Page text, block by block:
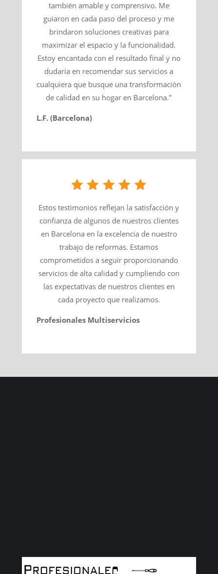
también amable y comprensivo. Me
guiaron en cada paso del proceso y me
brindaron soluciones creativas para
maximizar el espacio y la funcionalidad.
Estoy encantada con el resultado final y no
dudaría en recomendar sus servicios a
cualquiera que busque una transformación
de calidad en su hogar en Barcelona."
L.F. (Barcelona)
Estos testimonios reflejan la satisfacción y
confianza de algunos de nuestros clientes
en Barcelona en la excelencia de nuestro
trabajo de reformas. Estamos
comprometidos a seguir proporcionando
servicios de alta calidad y cumpliendo con
las expectativas de nuestros clientes en
cada proyecto que realizamos.
Profesionales Multiservicios